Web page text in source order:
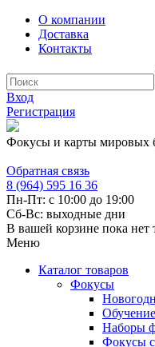
О компании
Доставка
Контакты
Вход
Регистрация
Фокусы и карты мировых
Обратная связь
8 (964) 595 16 36
Пн-Пт: с 10:00 до 19:00
Сб-Вс: выходные дни
В вашей корзине пока нет
Меню
Каталог товаров
Фокусы
Наборы
Фокусы